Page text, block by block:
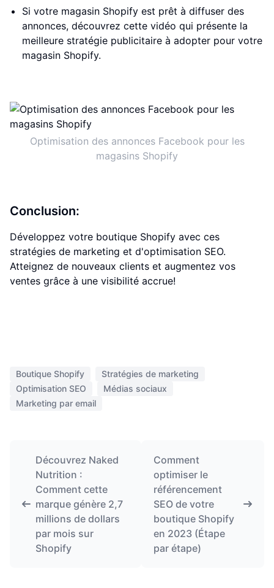
Si votre magasin Shopify est prêt à diffuser des
annonces, découvrez cette vidéo qui présente la
meilleure stratégie publicitaire à adopter pour votre
magasin Shopify.
Optimisation des annonces Facebook pour les
magasins Shopify
Conclusion:
Développez votre boutique Shopify avec ces
stratégies de marketing et d'optimisation SEO.
Atteignez de nouveaux clients et augmentez vos
ventes grâce à une visibilité accrue!
Boutique Shopify
Stratégies de marketing
Optimisation SEO
Médias sociaux
Marketing par email
Découvrez Naked
Nutrition :
Comment cette
marque génère 2,7
millions de dollars
par mois sur
Shopify
Comment
optimiser le
référencement
SEO de votre
boutique Shopify
en 2023 (Étape
par étape)